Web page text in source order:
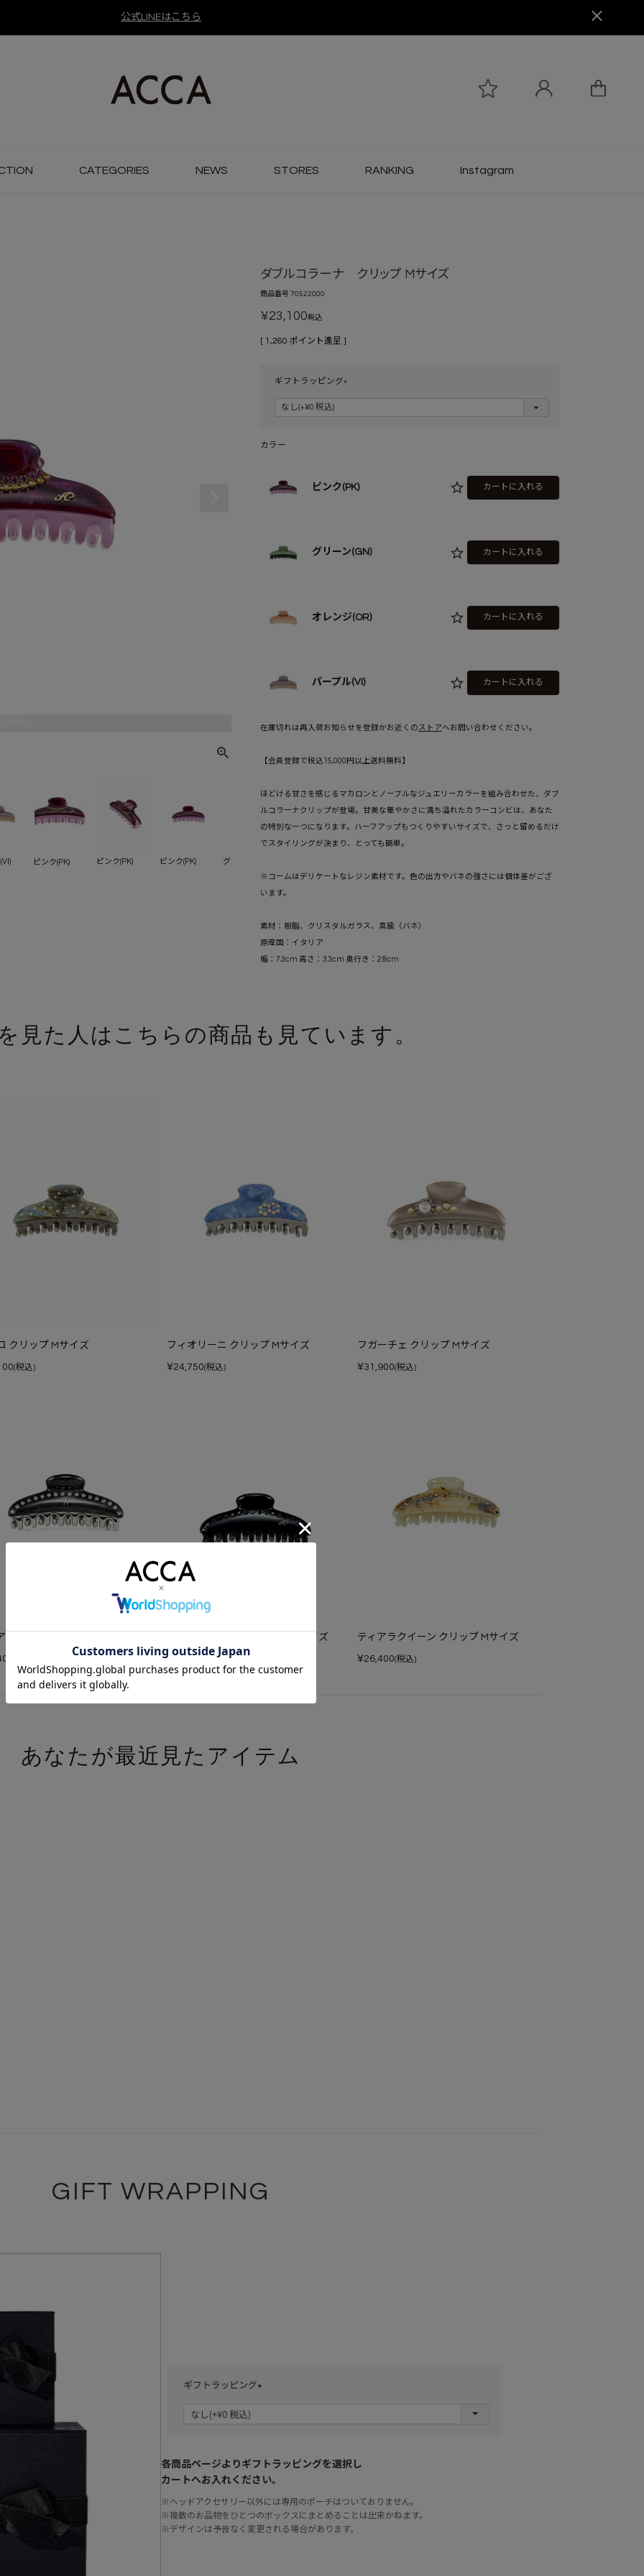
公式LINEはこちら
CATEGORIES NEWS STORES RANKING Instagram
グリーン(GN)
ピンク(PK) ピンク(PK) ピンク(PK) グリーン(GN)
ダブルコラーナ クリップ Mサイズ
商品番号 70522000
¥23,100税込
[ 1,260 ポイント進呈 ]
ギフトラッピング
(
カラー
ピンク(PK) カートに入れる
グリーン(GN) カートに入れる
オレンジ(OR) カートに入れる
パープル(VI) カートに入れる
在庫切れは再入荷お知らせを登録かお近くのストアへお問い合わせください。
【会員登録で税込15,000円以上送料無料】
ほどける甘さを感じるマカロンとノーブルなジュエリーカラーを組み合わせた、ダブ
ルコラーナクリップが登場。甘美な華やかさに満ち溢れたカラーコンビは、あなた
の特別な一つになります。ハーフアップもつくりやすいサイズで、さっと留めるだけ
でスタイリングが決まり、とっても簡単。
※コームはデリケートなレジン素材です。色の出方やバネの強さには個体差がござ
います。
素材：樹脂、クリスタルガラス、真鍮（バネ）
原産国：イタリア
幅：7.3cm 高さ：3.3cm 奥行き：2.8cm
見た人はこちらの商品も見ています。
クリップ Mサイズ
(税込)
フィオリーニ クリップ Mサイズ
¥24,750(税込)
フガーチェ クリップ Mサイズ
¥31,900(税込)
ラクイーン クリップ Mサイズ ティアラクイーン クリップ Mサイズ
¥ (税込)
ティアラクイーン クリップ Mサイズ
¥26,400(税込)
あなたが最近見たアイテム
GIFT WRAPPING
各商品ページよりギフトラッピングを選択し
カートへお入れください。
※ヘッドアクセサリー以外には専用のポーチはついておりません。
※複数のお品物をひとつのボックスにまとめることは出来かねます。
※デザインは予告なく変更される場合があります。